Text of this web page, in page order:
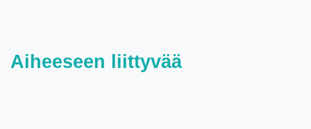
Aiheeseen liittyvää